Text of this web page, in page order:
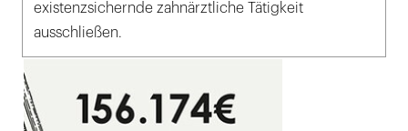
existenzsichernde zahnärztliche Tätigkeit
ausschließen.